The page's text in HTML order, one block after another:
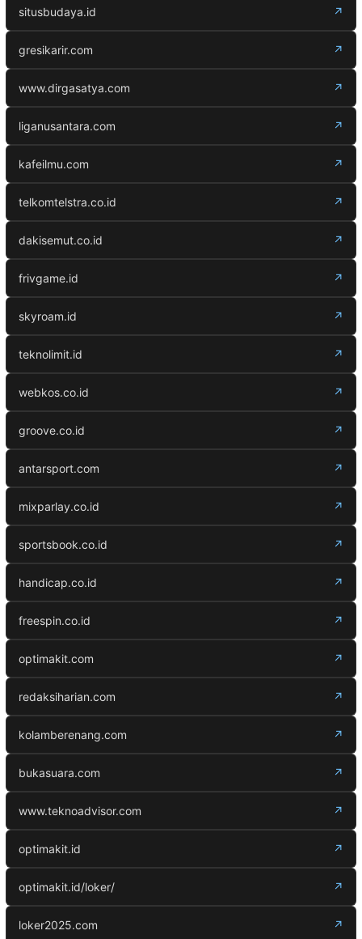
situsbudaya.id ↗
gresikarir.com ↗
www.dirgasatya.com ↗
liganusantara.com ↗
kafeilmu.com ↗
telkomtelstra.co.id ↗
dakisemut.co.id ↗
frivgame.id ↗
skyroam.id ↗
teknolimit.id ↗
webkos.co.id ↗
groove.co.id ↗
antarsport.com ↗
mixparlay.co.id ↗
sportsbook.co.id ↗
handicap.co.id ↗
freespin.co.id ↗
optimakit.com ↗
redaksiharian.com ↗
kolamberenang.com ↗
bukasuara.com ↗
www.teknoadvisor.com ↗
optimakit.id ↗
optimakit.id/loker/ ↗
loker2025.com ↗